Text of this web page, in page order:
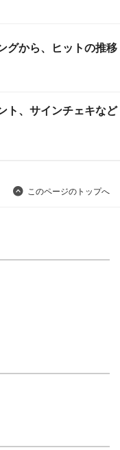
グから、ヒットの推移
ト、サインチェキなど
このページのトップへ